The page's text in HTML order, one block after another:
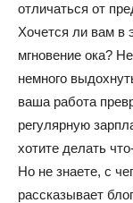
отличаться от
Хочется ли вам в
мгновение ока?
немного
ваша работа
регулярную
хотите делать
Но не знаете, с
рассказывает